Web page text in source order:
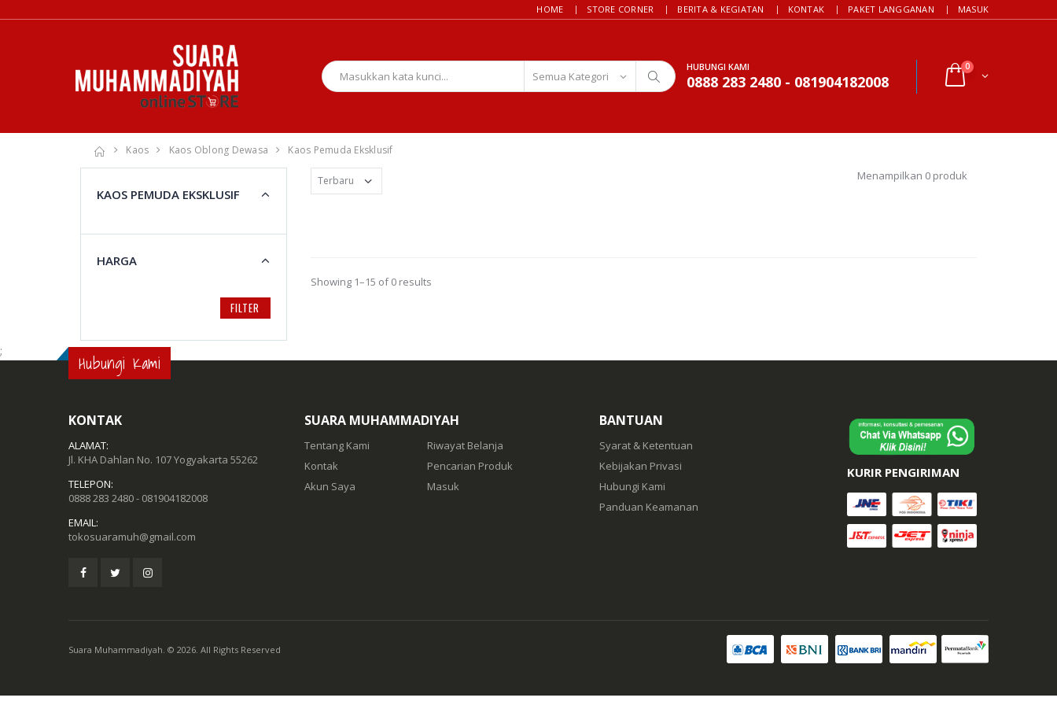
HOME STORE CORNER BERITA & KEGIATAN KONTAK PAKET LANGGANAN MASUK
HUBUNGI KAMI
0888 283 2480 - 081904182008
0
Kaos Kaos Oblong Dewasa Kaos Pemuda Eksklusif
Menampilkan 0 produk
Showing 1–15 of 0 results
KAOS PEMUDA EKSKLUSIF
HARGA
FILTER
; Hubungi Kami
KONTAK
ALAMAT:
Jl. KHA Dahlan No. 107 Yogyakarta 55262
TELEPON:
0888 283 2480 - 081904182008
EMAIL:
tokosuaramuh@gmail.com
SUARA MUHAMMADIYAH
Tentang Kami
Kontak
Akun Saya
Riwayat Belanja
Pencarian Produk
Masuk
BANTUAN
Syarat & Ketentuan
Kebijakan Privasi
Hubungi Kami
Panduan Keamanan
KURIR PENGIRIMAN
Suara Muhammadiyah. © 2026. All Rights Reserved